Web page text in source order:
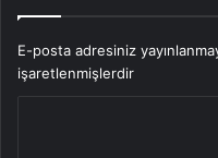
E-posta adresiniz
işaretlenmişlerdir